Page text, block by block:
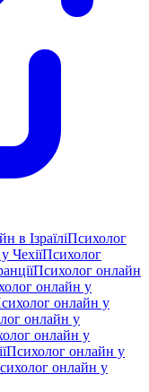
в ІзраїліПсихолог
ЧехіїПсихолог
Психолог онлайн
онлайн у
онлайн у
онлайн у
онлайн у
Психолог онлайн у
онлайн у